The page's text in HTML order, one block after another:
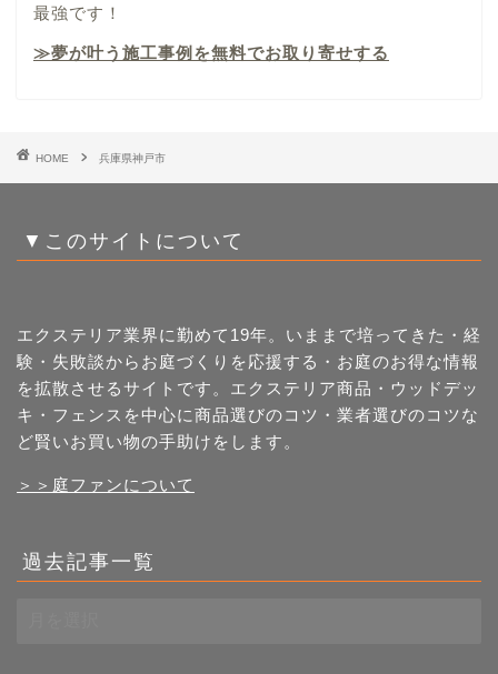
最強です！
≫夢が叶う施工事例を無料でお取り寄せする
HOME 兵庫県神戸市
▼このサイトについて
エクステリア業界に勤めて19年。いままで培ってきた・経
験・失敗談からお庭づくりを応援する・お庭のお得な情報
を拡散させるサイトです。エクステリア商品・ウッドデッ
キ・フェンスを中心に商品選びのコツ・業者選びのコツな
ど賢いお買い物の手助けをします。
＞＞庭ファンについて
過去記事一覧